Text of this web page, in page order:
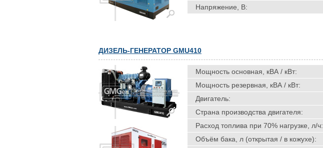
Напряжение, В:
ДИЗЕЛЬ-ГЕНЕРАТОР GMU410
Мощность основная, кВА / кВт:
Мощность резервная, кВА / кВт:
Двигатель:
Страна производства двигателя:
Расход топлива при 70% нагрузке, л/ч:
Объём бака, л (открытая / в кожухе):